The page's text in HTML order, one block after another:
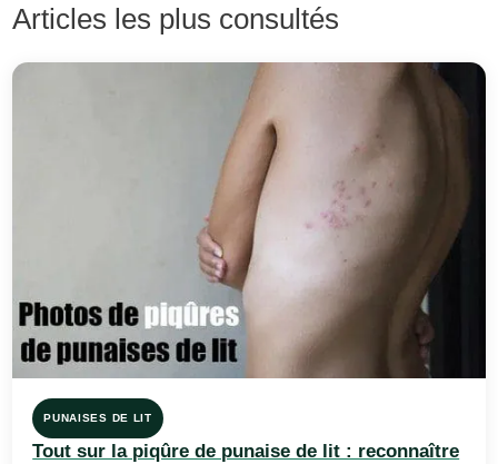
Articles les plus consultés
PUNAISES DE LIT
Tout sur la piqûre de punaise de lit : reconnaître